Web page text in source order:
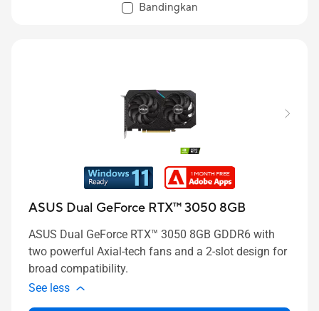
Bandingkan
ASUS Dual GeForce RTX™ 3050 8GB
ASUS Dual GeForce RTX™ 3050 8GB GDDR6 with
two powerful Axial-tech fans and a 2-slot design for
broad compatibility.
See less